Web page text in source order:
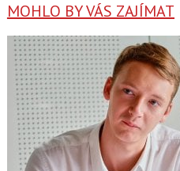
MOHLO BY VÁS ZAJÍMAT